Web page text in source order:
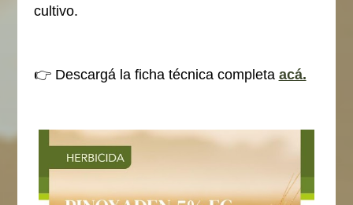
cultivo.
👉 Descargá la ficha técnica completa acá.